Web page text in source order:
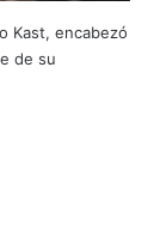
Kast, encabezó
de su